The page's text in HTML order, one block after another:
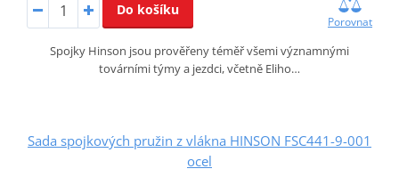
Do košíku
Porovnat
Spojky Hinson jsou prověřeny téměř všemi významnými
továrními týmy a jezdci, včetně Eliho…
Sada spojkových pružin z vlákna HINSON FSC441-9-001
ocel